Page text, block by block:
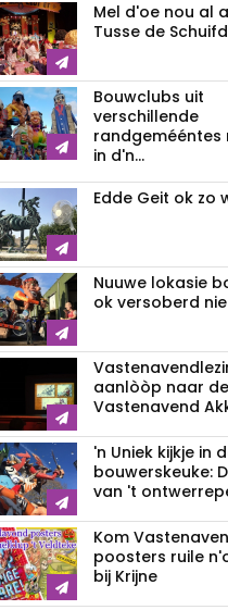
Mel d'oe nou al
Tusse de
Bouwclubs uit
verschillende
randgemééntes
in d'n...
Edde Geit ok zo
Nuuwe lokasie
ok versoberd
aanlòòp naar de
Vastenavend
'n Uniek kijkje in
bouwerskeuke:
van 't
Kom
poosters ruile
bij Krijne